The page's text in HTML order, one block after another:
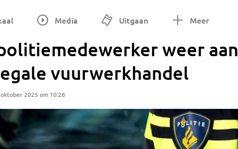
Media Uitgaan Meer
weer aan
vuurwerkhandel
2025 om 10:26